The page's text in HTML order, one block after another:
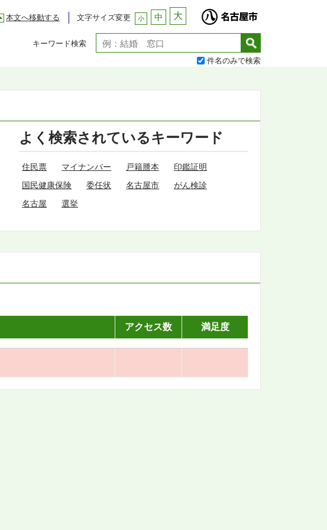
本文へ移動する 文字サイズ変更 小 中 大
キーワード検索
件名のみで検索
よく検索されているキーワード
住民票 マイナンバー 戸籍謄本
印鑑証明
国民健康保険
委任状 名古屋市
がん検診
名古屋
選挙
アクセス数 満足度